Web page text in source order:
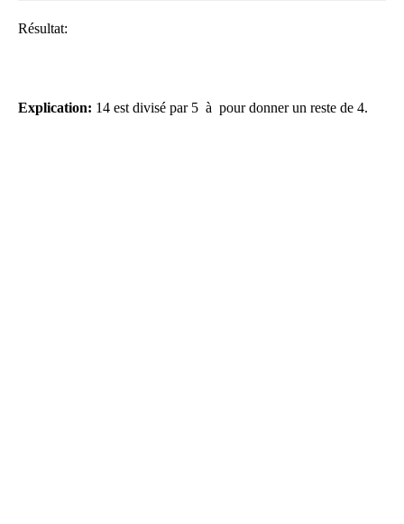
Résultat:
Explication: 14 est divisé par 5 à pour donner un reste de 4.